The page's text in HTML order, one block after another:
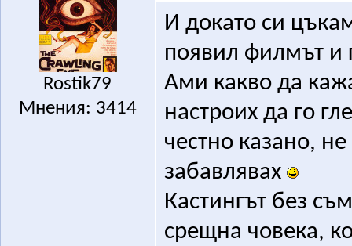
Rostik79
Мнения: 3414
И докато си
появил филмът и
Ами какво да
настроих да го
честно казано,
забавлявах
Кастингът без
срещна човека,